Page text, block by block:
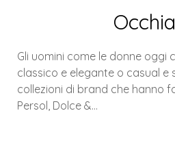
Gli uomini come le donne oggi
classico e elegante o casual
collezioni di brand che hanno
Persol, Dolce &…